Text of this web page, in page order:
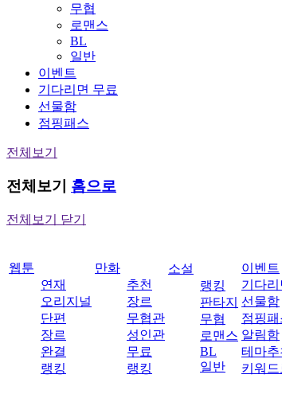
무협
로맨스
BL
일반
이벤트
기다리면 무료
선물함
점핑패스
전체보기
전체보기 홈으로
전체보기 닫기
웹툰
연재
오리지널
단편
장르
완결
랭킹
만화
추천
장르
무협관
성인관
무료
랭킹
소설
랭킹
판타지
무협
로맨스
BL
일반
이벤트
기다리
선물함
점핑패
알림함
테마추
키워드